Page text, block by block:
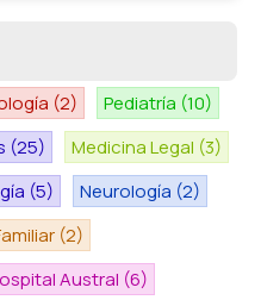
(2) Pediatría (10)
(25) Medicina Legal (3)
(5) Neurología (2)
(2)
Austral (6)